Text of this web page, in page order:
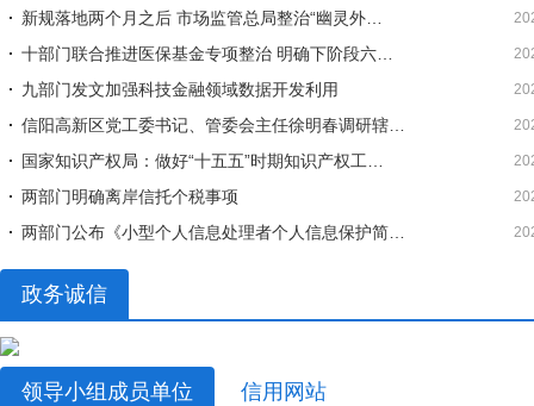
新规落地两个月之后 市场监管总局整治“幽灵外…
十部门联合推进医保基金专项整治 明确下阶段六…
九部门发文加强科技金融领域数据开发利用
信阳高新区党工委书记、管委会主任徐明春调研辖…
国家知识产权局：做好“十五五”时期知识产权工…
两部门明确离岸信托个税事项
两部门公布《小型个人信息处理者个人信息保护简…
政务诚信
领导小组成员单位 信用网站